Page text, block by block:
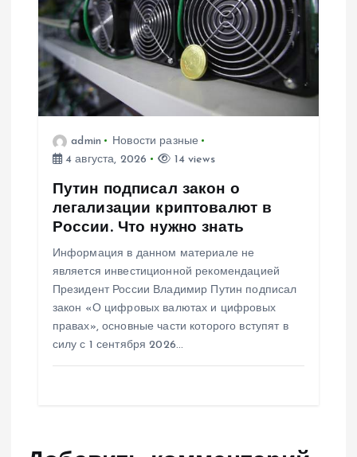
admin
Новости разные
4 августа, 2026
14 views
Путин подписал закон о
легализации криптовалют в
России. Что нужно знать
Информация в данном материале не
является инвестиционной рекомендацией
Президент России Владимир Путин подписал
закон «О цифровых валютах и цифровых
правах», основные части которого вступят в
силу с 1 сентября 2026…